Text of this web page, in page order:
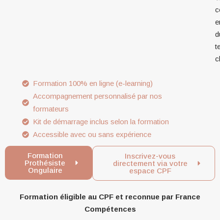
Formation 100% en ligne (e-learning)
Accompagnement personnalisé par nos
formateurs
Kit de démarrage inclus selon la formation
Accessible avec ou sans expérience
Formation
Prothésiste
Ongulaire
Inscrivez-vous
directement via votre
espace CPF
Formation éligible au CPF et reconnue par France
Compétences